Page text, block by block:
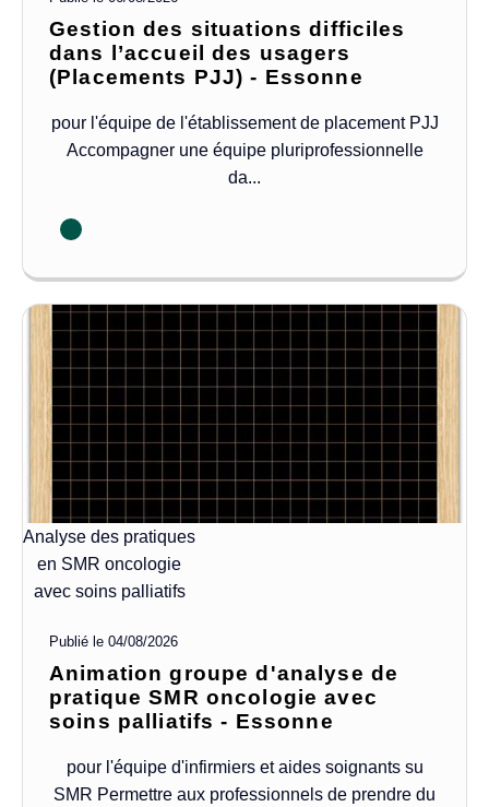
Gestion des situations difficiles
dans l’accueil des usagers
(Placements PJJ) - Essonne
pour l'équipe de l'établissement de placement PJJ
Accompagner une équipe pluriprofessionnelle
da...
Analyse des pratiques
en SMR oncologie
avec soins palliatifs
Publié le 04/08/2026
Animation groupe d'analyse de
pratique SMR oncologie avec
soins palliatifs - Essonne
pour l'équipe d'infirmiers et aides soignants su
SMR Permettre aux professionnels de prendre du